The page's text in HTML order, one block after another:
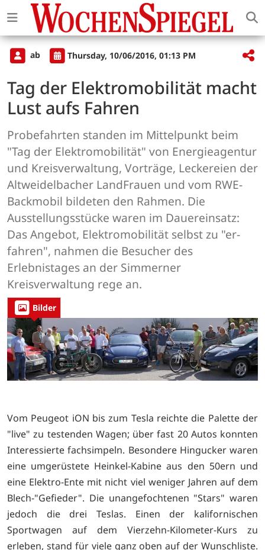
ab Thursday, 10/06/2016, 01:13 PM
Tag der Elektromobilität macht
Lust aufs Fahren
Probefahrten standen im Mittelpunkt beim
"Tag der Elektromobilität" von Energieagentur
und Kreisverwaltung, Vorträge, Leckereien der
Altweidelbacher LandFrauen und vom RWE-
Backmobil bildeten den Rahmen. Die
Ausstellungsstücke waren im Dauereinsatz:
Das Angebot, Elektromobilität selbst zu "er-
fahren", nahmen die Besucher des
Erlebnistages an der Simmerner
Kreisverwaltung rege an.
Bilder
Vom Peugeot iON bis zum Tesla reichte die Palette der
"live" zu testenden Wagen; über fast 20 Autos konnten
Interessierte fachsimpeln. Besondere Hingucker waren
eine umgerüstete Heinkel-Kabine aus den 50ern und
eine Elektro-Ente mit nicht viel weniger Jahren auf dem
Blech-"Gefieder". Die unangefochtenen "Stars" waren
jedoch die drei Teslas. Einen der kalifornischen
Sportwagen auf dem Vierzehn-Kilometer-Kurs zu
erleben, stand für viele ganz oben auf der Wunschliste.